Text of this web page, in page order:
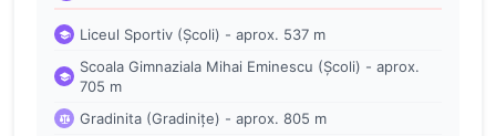
Liceul Sportiv (Școli) - aprox. 537 m
Scoala Gimnaziala Mihai Eminescu (Școli) - aprox.
705 m
Gradinita (Gradinițe) - aprox. 805 m